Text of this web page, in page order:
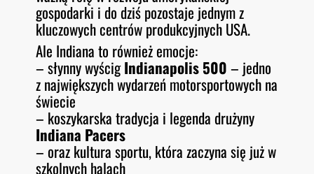
gospodarki i do dziś pozostaje jednym z
kluczowych centrów produkcyjnych USA.
Ale Indiana to również emocje:
– słynny wyścigIndianapolis 500– jedno
z największych wydarzeń motorsportowych na
świecie
– koszykarska tradycja i legenda drużyny
Indiana Pacers
– oraz kultura sportu, która zaczyna się już w
szkolnych halach